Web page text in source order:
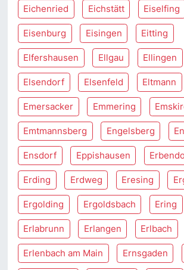
Eichenried Eichstätt Eiselfing
Eisenburg Eisingen Eitting
Elfershausen Ellgau Ellingen
Elsendorf Elsenfeld Eltmann
Emersacker Emmering
Emtmannsberg Engelsberg
Ensdorf Eppishausen
Erding Erdweg Eresing
Ergolding Ergoldsbach Ering
Erlabrunn Erlangen Erlbach
Erlenbach am Main Ernsgaden